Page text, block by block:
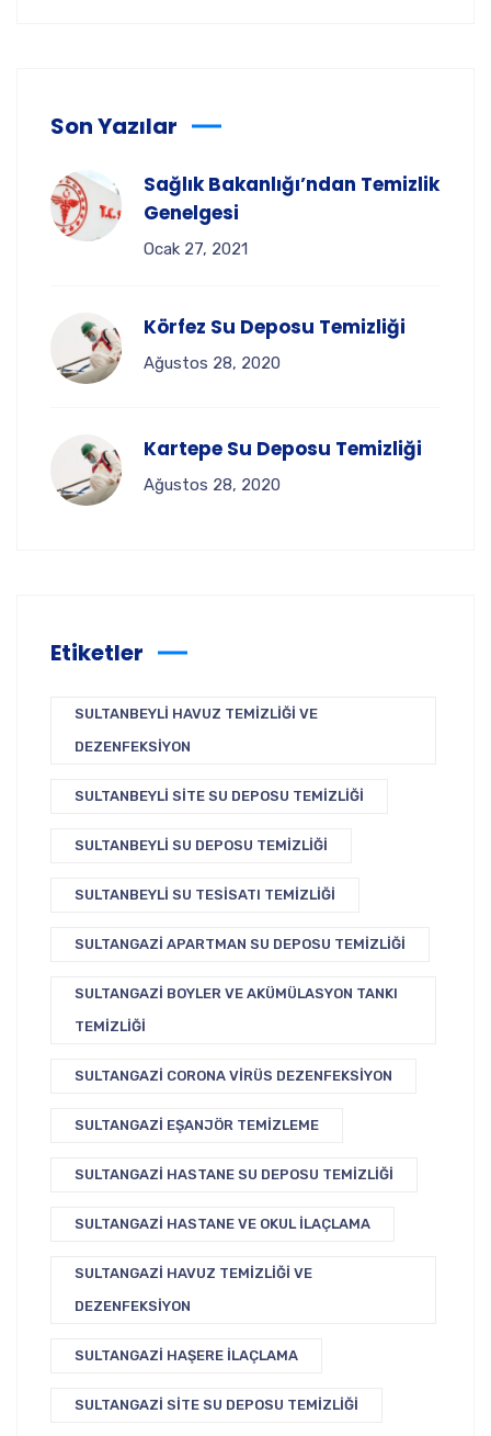
Son Yazılar
Sağlık Bakanlığı’ndan Temizlik
Genelgesi
Ocak 27, 2021
Körfez Su Deposu Temizliği
Ağustos 28, 2020
Kartepe Su Deposu Temizliği
Ağustos 28, 2020
Etiketler
SULTANBEYLI HAVUZ TEMIZLIĞI VE
DEZENFEKSIYON
SULTANBEYLI SITE SU DEPOSU TEMIZLIĞI
SULTANBEYLI SU DEPOSU TEMIZLIĞI
SULTANBEYLI SU TESISATI TEMIZLIĞI
SULTANGAZI APARTMAN SU DEPOSU TEMIZLIĞI
SULTANGAZI BOYLER VE AKÜMÜLASYON TANKI
TEMIZLIĞI
SULTANGAZI CORONA VIRÜS DEZENFEKSIYON
SULTANGAZI EŞANJÖR TEMIZLEME
SULTANGAZI HASTANE SU DEPOSU TEMIZLIĞI
SULTANGAZI HASTANE VE OKUL İLAÇLAMA
SULTANGAZI HAVUZ TEMIZLIĞI VE
DEZENFEKSIYON
SULTANGAZI HAŞERE İLAÇLAMA
SULTANGAZI SITE SU DEPOSU TEMIZLIĞI